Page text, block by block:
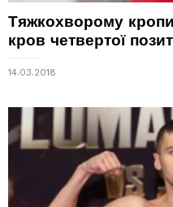
Тяжкохворому
кров четвертої
14.03.2018